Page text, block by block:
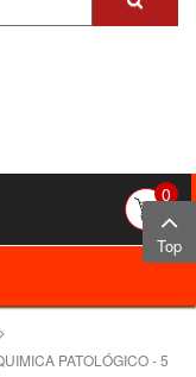
0
>
PATOLÓGICO - 5
Top